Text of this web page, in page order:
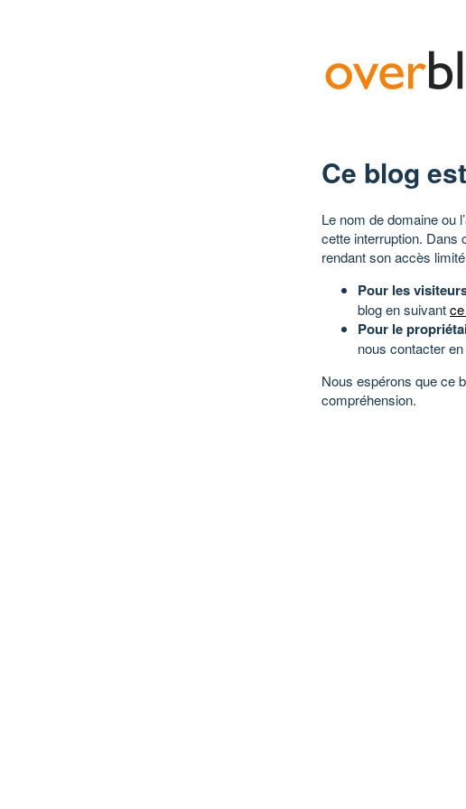
Ce blog
Le nom de domaine ou
cette interruption. Dans
rendant son accès
Pour les
blog en suivant
Pour le
nous contacter
Nous espérons que ce
compréhension.